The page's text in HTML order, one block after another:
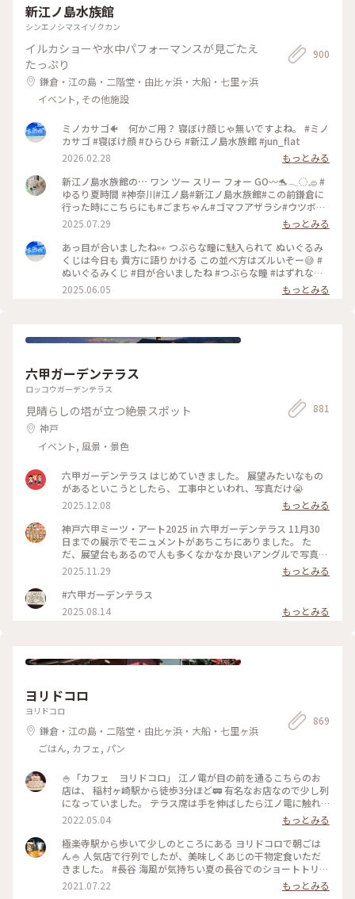
新江ノ島水族館
シンエノシマスイゾクカン
イルカショーや水中パフォーマンスが見ごたえ
たっぷり
鎌倉・江の島・二階堂・由比ヶ浜・大船・七里ヶ浜
イベント, その他施設
900
ミノカサゴ🐠 何かご用？ 寝ぼけ顔じゃ無いですよね。 #ミノ
カサゴ #寝ぼけ顔 #ひらひら #新江ノ島水族館 #jun_flat
2026.02.28
もっとみる
新江ノ島水族館の⋯ ワン ツー スリー フォー GO〰️🐬𓂃◌𓈒𓐍 #
ゆるり夏時間 #神奈川#江ノ島#新江ノ島水族館#この前鎌倉に
行った時にこちらにも#ごまちゃん#ゴマフアザラシ#ウツボ#
お気に入りの3匹でピョンピョンしてる子たち#海岸バックで泳
ぐクラゲたち#イルカショー#シーキャンドルが見える✨️
2025.07.29
もっとみる
あっ目が合いましたね👀 つぶらな瞳に魅入られて ぬいぐるみ
くじは今日も 貴方に語りかける この並べ方はズルいぞー😅 #
ぬいぐるみくじ #目が合いましたね #つぶらな瞳 #はずれなし
#新江ノ島水族館 #jun_flut
2025.06.05 もっとみる
六甲ガーデンテラス
ロッコウガーデンテラス
見晴らしの塔が立つ絶景スポット
神戸
イベント, 風景・景色
881
六甲ガーデンテラス はじめていきました。 展望みたいなもの
があるといこうとしたら、 工事中といわれ、写真だけ😭
2025.12.08
もっとみる
神戸六甲ミーツ・アート2025 in 六甲ガーデンテラス 11月30
日までの展示でモニュメントがあちこちにありました。 た
だ、展望台もあるので人も多くなかなか良いアングルで写真が
撮れず💦 鹿さんとケンタウロスのような女性の妖精さんは 存
在感があり青空にも映えて素敵でした！ 山頂からの景色も、
少し霞がかっていましたが 六甲アイランドや神戸空港が見え
ました✈️ あと久々だったので知らなかったんですが、おむすび
の 神社が出来ていてビックリしました（笑）
2025.11.29
もっとみる
#六甲ガーデンテラス
2025.08.14
もっとみる
ヨリドコロ
ヨリドコロ
鎌倉・江の島・二階堂・由比ヶ浜・大船・七里ヶ浜
ごはん, カフェ, パン
869
🍚「カフェ ヨリドコロ」 江ノ電が目の前を通るこちらのお
店は、 稲村ヶ崎駅から徒歩3分ほど🚃 有名なお店なので少し列
になっていました。 テラス席は手を伸ばしたら江ノ電に触れ
そうなくらい近い..! ・ ご飯はしらす丼と卵かけご飯を注文。
卵かけご飯は自力で泡立てる方式。 体に良さそうなメニュー
でホッと一息、、 と思ったら、江ノ電が通過するのでずっと
アトラクション気分で楽しめました♪ #春風さんぽ #ヒーリン
グ旅 #Myことりっぷ #鎌倉 #鎌倉カフェ #江ノ電
2022.05.04
もっとみる
極楽寺駅から歩いて少しのところにある ヨリドコロで朝ごは
ん🍚 人気店で行列でしたが、美味しくあじの干物定食いただ
きました。 #長谷 海風が気持ちい夏の長谷でのショートトリッ
プにて🌊☀️ #鎌倉#長谷#極楽寺#ヨリドコロ#朝ごはん
2021.07.22
もっとみる